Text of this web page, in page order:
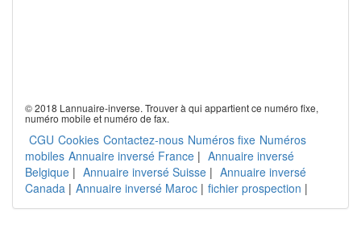
© 2018 Lannuaire-inverse. Trouver à qui appartient ce numéro fixe,
numéro mobile et numéro de fax.
CGU Cookies Contactez-nous Numéros fixe Numéros
mobiles Annuaire inversé France | Annuaire inversé
Belgique | Annuaire inversé Suisse | Annuaire inversé
Canada | Annuaire inversé Maroc | fichier prospection |